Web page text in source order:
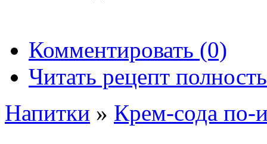
Комментировать (0)
Читать рецепт
Напитки » Крем-сода по-